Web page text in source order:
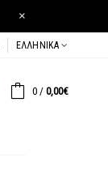
×
ΕΛΛΗΝΙΚΆ
0 / 0,00€